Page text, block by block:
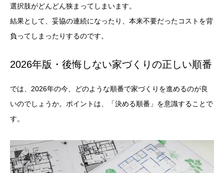
選択肢がどんどん狭まってしまいます。
結果として、妥協の連続になったり、本来不要だったコストを背
負ってしまったりするのです。
2026年版・後悔しない家づくりの正しい順番
では、2026年の今、どのような順番で家づくりを進めるのが良
いのでしょうか。ポイントは、「決める順番」を意識することで
す。